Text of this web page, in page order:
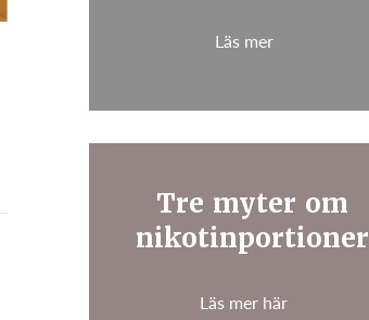
Läs mer
Tre myter om
nikotinportioner
Läs mer här